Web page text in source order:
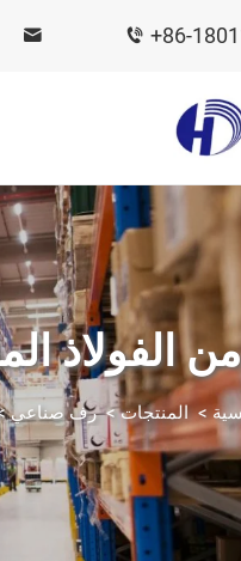
+86-
الفولاذ
>المنتجات>رف صناعي